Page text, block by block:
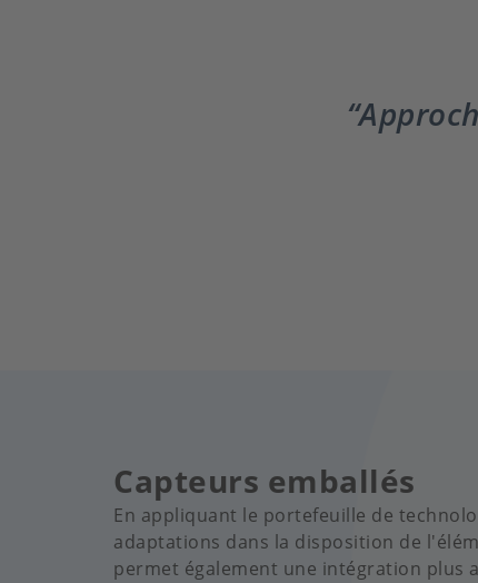
Capteurs emballés
En appliquant le portefeuille de
adaptations dans la disposition de
permet également une intégration plus